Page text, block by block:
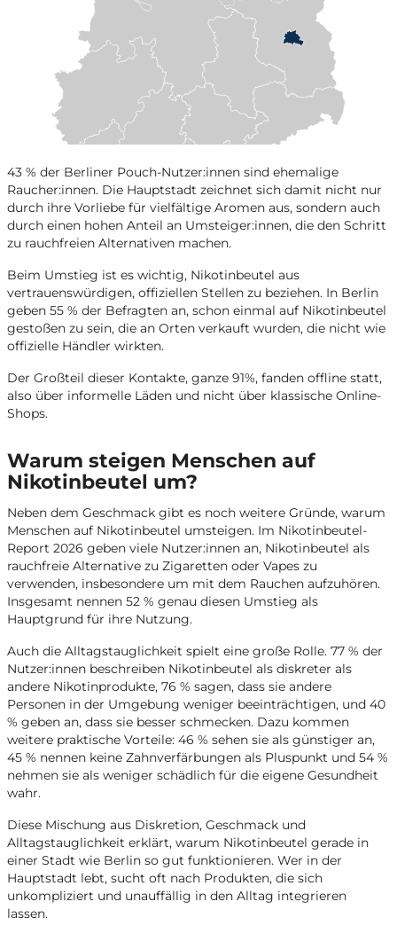
43 % der Berliner Pouch-Nutzer:innen sind ehemalige
Raucher:innen. Die Hauptstadt zeichnet sich damit nicht nur
durch ihre Vorliebe für vielfältige Aromen aus, sondern auch
durch einen hohen Anteil an Umsteiger:innen, die den Schritt
zu rauchfreien Alternativen machen.
Beim Umstieg ist es wichtig, Nikotinbeutel aus
vertrauenswürdigen, offiziellen Stellen zu beziehen. In Berlin
geben 55 % der Befragten an, schon einmal auf Nikotinbeutel
gestoßen zu sein, die an Orten verkauft wurden, die nicht wie
offizielle Händler wirkten.
Der Großteil dieser Kontakte, ganze 91%, fanden offline statt,
also über informelle Läden und nicht über klassische Online-
Shops.
Warum steigen Menschen auf
Nikotinbeutel um?
Neben dem Geschmack gibt es noch weitere Gründe, warum
Menschen auf Nikotinbeutel umsteigen. Im Nikotinbeutel-
Report 2026 geben viele Nutzer:innen an, Nikotinbeutel als
rauchfreie Alternative zu Zigaretten oder Vapes zu
verwenden, insbesondere um mit dem Rauchen aufzuhören.
Insgesamt nennen 52 % genau diesen Umstieg als
Hauptgrund für ihre Nutzung.
Auch die Alltagstauglichkeit spielt eine große Rolle. 77 % der
Nutzer:innen beschreiben Nikotinbeutel als diskreter als
andere Nikotinprodukte, 76 % sagen, dass sie andere
Personen in der Umgebung weniger beeinträchtigen, und 40
% geben an, dass sie besser schmecken. Dazu kommen
weitere praktische Vorteile: 46 % sehen sie als günstiger an,
45 % nennen keine Zahnverfärbungen als Pluspunkt und 54 %
nehmen sie als weniger schädlich für die eigene Gesundheit
wahr.
Diese Mischung aus Diskretion, Geschmack und
Alltagstauglichkeit erklärt, warum Nikotinbeutel gerade in
einer Stadt wie Berlin so gut funktionieren. Wer in der
Hauptstadt lebt, sucht oft nach Produkten, die sich
unkompliziert und unauffällig in den Alltag integrieren
lassen.